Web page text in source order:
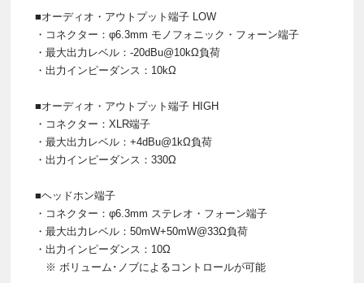
■オーディオ・アウトプット端子 LOW
・コネクター：φ6.3mm モノフォニック・フォーン端子
・最大出力レベル：-20dBu@10kΩ負荷
・出力インピーダンス：10kΩ
■オーディオ・アウトプット端子 HIGH
・コネクター：XLR端子
・最大出力レベル：+4dBu@1kΩ負荷
・出力インピーダンス：330Ω
■ヘッドホン端子
・コネクター：φ6.3mm ステレオ・フォーン端子
・最大出力レベル：50mW+50mW@33Ω負荷
・出力インピーダンス：10Ω
※ ボリューム･ノブによるコントロールが可能